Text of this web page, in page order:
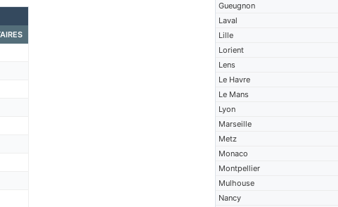
Gueugnon
Laval
Lille
Lorient
Lens
Le Havre
Le Mans
Lyon
Marseille
Metz
Monaco
Montpellier
Mulhouse
Nancy